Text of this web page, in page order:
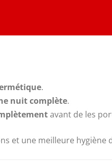
.
nuit complète.
avant de les
et une meilleure hygiène